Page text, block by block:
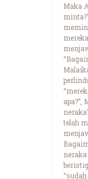
Maka
apa?”,
telah